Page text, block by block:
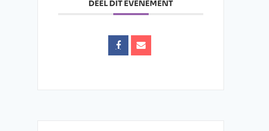
DEEL DIT EVENEMENT